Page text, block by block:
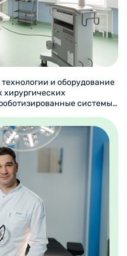
и оборудование
хирургических
системы,
точностью. Лазерные
помогают
и снизить риски
и УЗИ-аппараты
детальную